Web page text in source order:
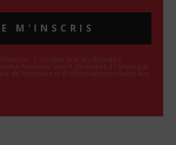
M'INSCRIS
j'accepte que les données
Nouveau soient destinées à l'envoi par
de contenus et d'informations relatifs aux